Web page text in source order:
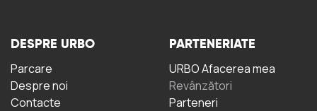
DESPRE URBO
Parcare
Despre noi
Contacte
PARTENERIATE
URBO Afacerea mea
Revânzători
Parteneri